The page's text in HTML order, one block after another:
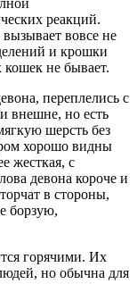
реакций.
вовсе не
и крошки
не бывает.
переплелись с
внешне, но есть
шерсть без
хорошо видны
жесткая, с
девона короче и
в стороны,
борзую,
горячими. Их
но обычна для